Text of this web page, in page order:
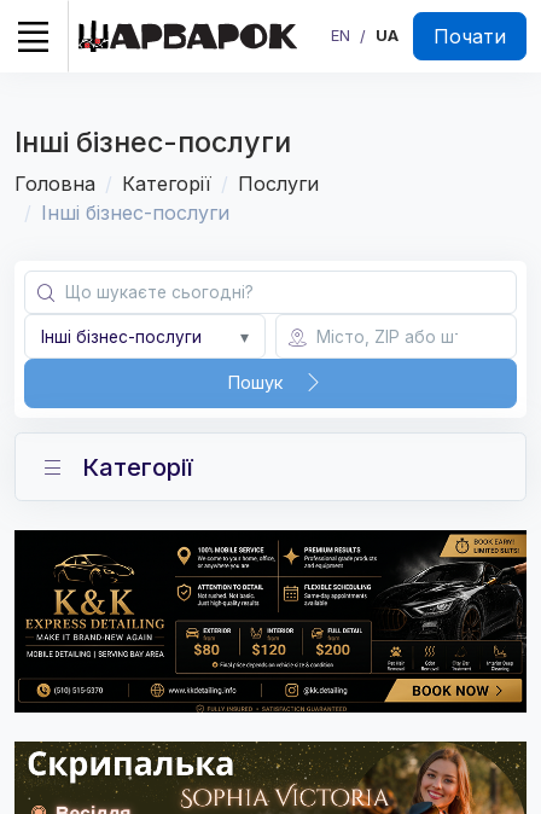
EN / UA Почати
Інші бізнес-послуги
Головна Категорії
Послуги
Інші бізнес-послуги
Інші бізнес-послуги ▾
Пошук
Категорії